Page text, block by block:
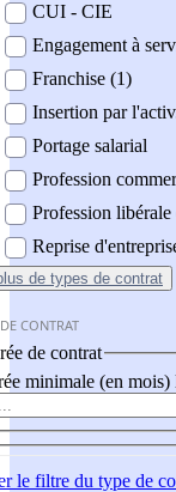
CUI - CIE
Engagement à
Franchise (1)
Insertion par
Portage salarial
Profession
Profession libérale
Reprise
de types de contrat
CONTRAT
de contrat
minimale (en mois)
le filtre du type de